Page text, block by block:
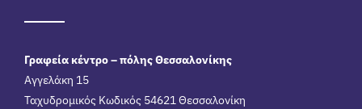
Γραφεία κέντρο – πόλης Θεσσαλονίκης
Αγγελάκη 15
Ταχυδρομικός Κωδικός 54621 Θεσσαλονίκη